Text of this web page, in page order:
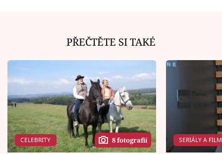
Sledujte nás
PŘEČTĚTE SI TAKÉ
CELEBRITY 8 fotografií SERIÁLY A